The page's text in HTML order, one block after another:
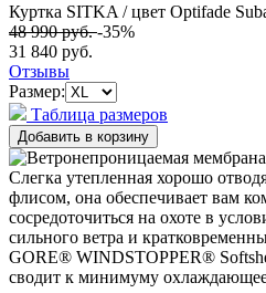
Куртка SITKA / цвет Optifade
48 990 руб.-35%
31 840 руб.
Отзывы
Размер:
Таблица размеров
Слегка утепленная хорошо
флисом, она обеспечивает вам
сосредоточиться на охоте в
сильного ветра и
GORE® WINDSTOPPER®
сводит к минимуму охлаждающее